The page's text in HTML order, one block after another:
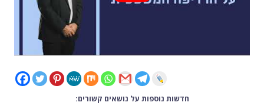
חדשות נוספות על נושאים קשורים: